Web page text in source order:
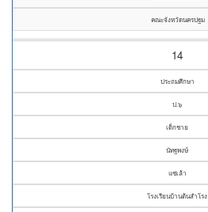
คณะจังหวัดนครปฐม
14
ประถมศึกษา
ป.๖
เด็กชาย
นัทฐพงษ์
แซ่เล้า
โรงเรียนบ้านต้นสำโรง